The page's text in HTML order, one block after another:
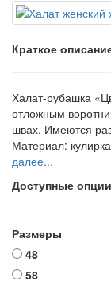
Краткое
Халат-рубашка
отложным
швах. Имеются
Материал:
далее...
Доступные опции
Размеры
48
58